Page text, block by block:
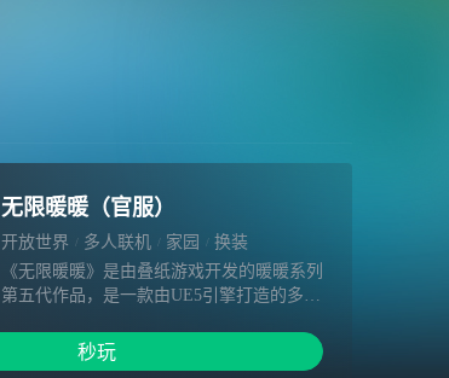
无限暖暖（官服）
开放世界 多人联机 家园
换装
《无限暖暖》是由叠纸游戏开发的暖暖系列
第五代作品，是一款由UE5引擎打造的多平
之旅。暖暖将与大喵一起，利用奇想力与能
力套装，以勇气与坚守，邂逅每一份奇迹。
秒玩